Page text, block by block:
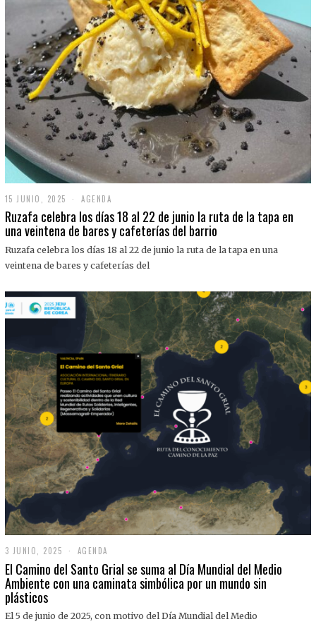
15 JUNIO, 2025
J
U
I
O
0
2
5
AGENDA
Ruzafa celebra los días 18 al 22 de junio la ruta de la tapa en
una veintena de bares y cafeterías del barrio
Ruzafa celebra los días 18 al 22 de junio la ruta de la tapa en una
veintena de bares y cafeterías del
3 JUNIO, 2025
J
U
N
,
AGENDA
El Camino del Santo Grial se suma al Día Mundial del Medio
Ambiente con una caminata simbólica por un mundo sin
plásticos
El 5 de junio de 2025, con motivo del Día Mundial del Medio